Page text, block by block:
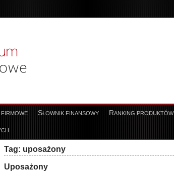
FIRMOWE SŁOWNIK FINANSOWY RANKING PRODUKTÓW
Tag: uposażony
Uposażony